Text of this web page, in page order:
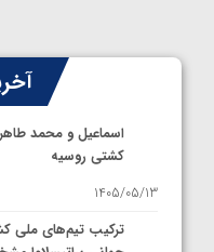
اسماعیل و محمد
کشتی روسیه
1405/05/13
ترکیب تیم‌های ملی